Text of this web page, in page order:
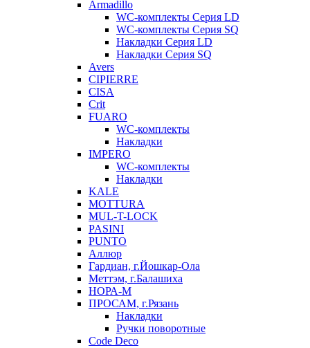
Armadillo
WC-комплекты Серия LD
WC-комплекты Серия SQ
Накладки Серия LD
Накладки Серия SQ
Avers
CIPIERRE
CISA
Crit
FUARO
WC-комплекты
Накладки
IMPERO
WC-комплекты
Накладки
KALE
MOTTURA
MUL-T-LOCK
PASINI
PUNTO
Аллюр
Гардиан, г.Йошкар-Ола
Меттэм, г.Балашиха
НОРА-М
ПРОСАМ, г.Рязань
Накладки
Ручки поворотные
Code Deco